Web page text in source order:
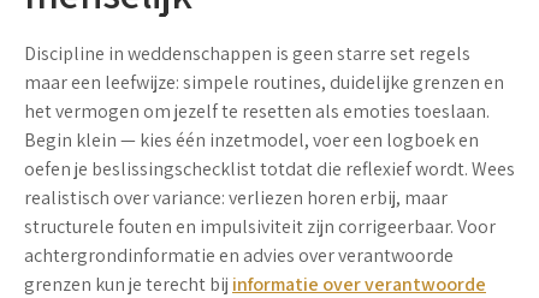
Discipline in weddenschappen is geen starre set regels
maar een leefwijze: simpele routines, duidelijke grenzen en
het vermogen om jezelf te resetten als emoties toeslaan.
Begin klein — kies één inzetmodel, voer een logboek en
oefen je beslissingschecklist totdat die reflexief wordt. Wees
realistisch over variance: verliezen horen erbij, maar
structurele fouten en impulsiviteit zijn corrigeerbaar. Voor
achtergrondinformatie en advies over verantwoorde
grenzen kun je terecht bij informatie over verantwoorde